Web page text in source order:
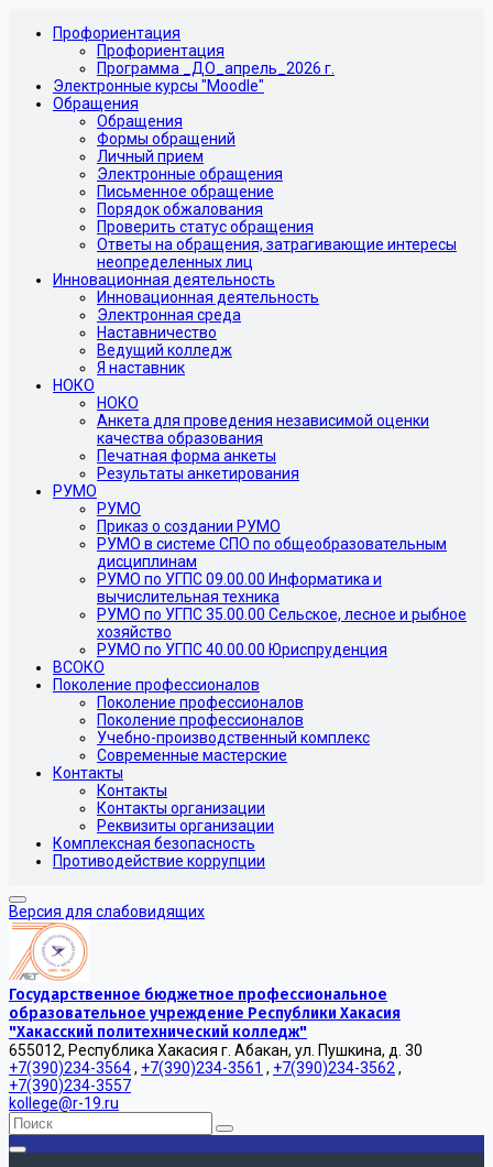
Профориентация
Профориентация
Программа _ДО_апрель_2026 г.
Электронные курсы "Moodle"
Обращения
Обращения
Формы обращений
Личный прием
Электронные обращения
Письменное обращение
Порядок обжалования
Проверить статус обращения
Ответы на обращения, затрагивающие интересы
неопределенных лиц
Инновационная деятельность
Инновационная деятельность
Электронная среда
Наставничество
Ведущий колледж
Я наставник
НОКО
НОКО
Анкета для проведения независимой оценки
качества образования
Печатная форма анкеты
Результаты анкетирования
РУМО
РУМО
Приказ о создании РУМО
РУМО в системе СПО по общеобразовательным
дисциплинам
РУМО по УГПС 09.00.00 Информатика и
вычислительная техника
РУМО по УГПС 35.00.00 Сельское, лесное и рыбное
хозяйство
РУМО по УГПС 40.00.00 Юриспруденция
ВСОКО
Поколение профессионалов
Поколение профессионалов
Поколение профессионалов
Учебно-производственный комплекс
Современные мастерские
Контакты
Контакты
Контакты организации
Реквизиты организации
Комплексная безопасность
Противодействие коррупции
Версия для слабовидящих
Государственное бюджетное профессиональное
образовательное учреждение Республики Хакасия
"Хакасский политехнический колледж"
655012, Республика Хакасия г. Абакан, ул. Пушкина, д. 30
+7(390)234-3564, +7(390)234-3561 , +7(390)234-3562 ,
+7(390)234-3557
kollege@r-19.ru